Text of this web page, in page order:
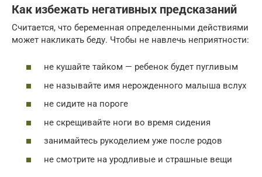
Как избежать негативных предсказаний
Считается, что беременная определенными действиями
может накликать беду. Чтобы не навлечь неприятности:
не кушайте тайком — ребенок будет пугливым
не называйте имя нерожденного малыша вслух
не сидите на пороге
не скрещивайте ноги во время сидения
занимайтесь рукоделием уже после родов
не смотрите на уродливые и страшные вещи